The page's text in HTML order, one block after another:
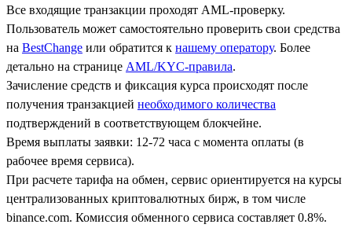
Все входящие транзакции проходят AML-проверку.
Пользователь может самостоятельно проверить свои средства
на BestChange или обратится к нашему оператору. Более
детально на странице AML/KYC-правила.
Зачисление средств и фиксация курса происходят после
получения транзакцией необходимого количества
подтверждений в соответствующем блокчейне.
Время выплаты заявки: 12-72 часа с момента оплаты (в
рабочее время сервиса).
При расчете тарифа на обмен, сервис ориентируется на курсы
централизованных криптовалютных бирж, в том числе
binance.com. Комиссия обменного сервиса составляет 0.8%.